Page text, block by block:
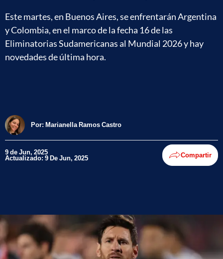
Este martes, en Buenos Aires, se enfrentarán Argentina
y Colombia, en el marco de la fecha 16 de las
Eliminatorias Sudamericanas al Mundial 2026 y hay
novedades de última hora.
Por: Marianella Ramos Castro
9 de Jun, 2025
Actualizado: 9 De Jun, 2025 Compartir